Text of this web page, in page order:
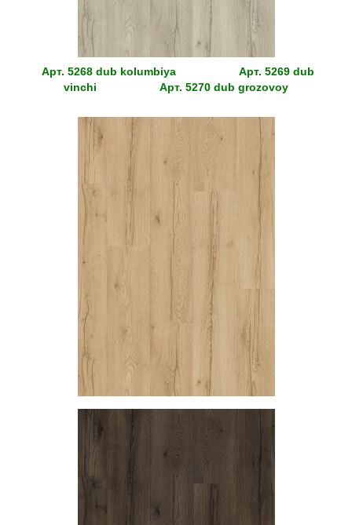
Арт. 5268 dub kolumbiya Арт. 5269 dub
vinchi Арт. 5270 dub grozovoy